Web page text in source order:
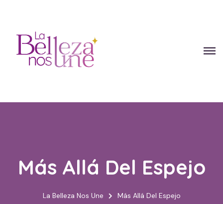
Más Allá Del Espejo
La Belleza Nos Une Más Allá Del Espejo